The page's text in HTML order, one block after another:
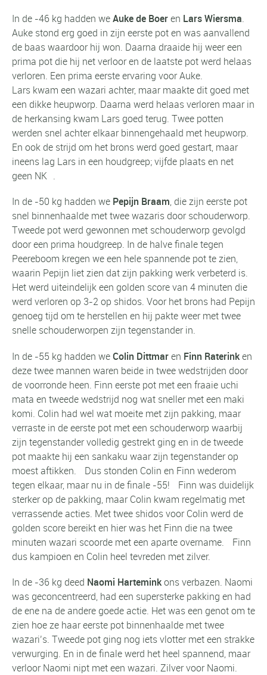
In de -46 kg hadden weAuke de Boeren Lars Wiersma.
Auke stond erg goed in zijn eerste pot en was aanvallend
de baas waardoor hij won. Daarna draaide hij weer een
prima pot die hij net verloor en de laatste pot werd helaas
verloren. Een prima eerste ervaring voor Auke.
Lars kwam een wazari achter, maar maakte dit goed met
een dikke heupworp. Daarna werd helaas verloren maar in
de herkansing kwam Lars goed terug. Twee potten
werden snel achter elkaar binnengehaald met heupworp.
En ook de strijd om het brons werd goed gestart, maar
ineens lag Lars in een houdgreep; vijfde plaats en net
geen NK .
In de -50 kg hadden we Pepijn Braam, die zijn eerste pot
snel binnenhaalde met twee wazaris door schouderworp.
Tweede pot werd gewonnen met schouderworp gevolgd
door een prima houdgreep. In de halve finale tegen
Peereboom kregen we een hele spannende pot te zien,
waarin Pepijn liet zien dat zijn pakking werk verbeterd is.
Het werd uiteindelijk een golden score van 4 minuten die
werd verloren op 3-2 op shidos. Voor het brons had Pepijn
genoeg tijd om te herstellen en hij pakte weer met twee
snelle schouderworpen zijn tegenstander in.
In de -55 kg hadden weColin Dittmaren Finn Raterinken
deze twee mannen waren beide in twee wedstrijden door
de voorronde heen. Finn eerste pot met een fraaie uchi
mata en tweede wedstrijd nog wat sneller met een maki
komi. Colin had wel wat moeite met zijn pakking, maar
verraste in de eerste pot met een schouderworp waarbij
zijn tegenstander volledig gestrekt ging en in de tweede
pot maakte hij een sankaku waar zijn tegenstander op
moest aftikken. Dus stonden Colin en Finn wederom
tegen elkaar, maar nu in de finale -55! Finn was duidelijk
sterker op de pakking, maar Colin kwam regelmatig met
verrassende acties. Met twee shidos voor Colin werd de
golden score bereikt en hier was het Finn die na twee
minuten wazari scoorde met een aparte overname. Finn
dus kampioen en Colin heel tevreden met zilver.
In de -36 kg deed Naomi Harteminkons verbazen. Naomi
was geconcentreerd, had een supersterke pakking en had
de ene na de andere goede actie. Het was een genot om te
zien hoe ze haar eerste pot binnenhaalde met twee
wazari’s. Tweede pot ging nog iets vlotter met een strakke
verwurging. En in de finale werd het heel spannend, maar
verloor Naomi nipt met een wazari. Zilver voor Naomi.